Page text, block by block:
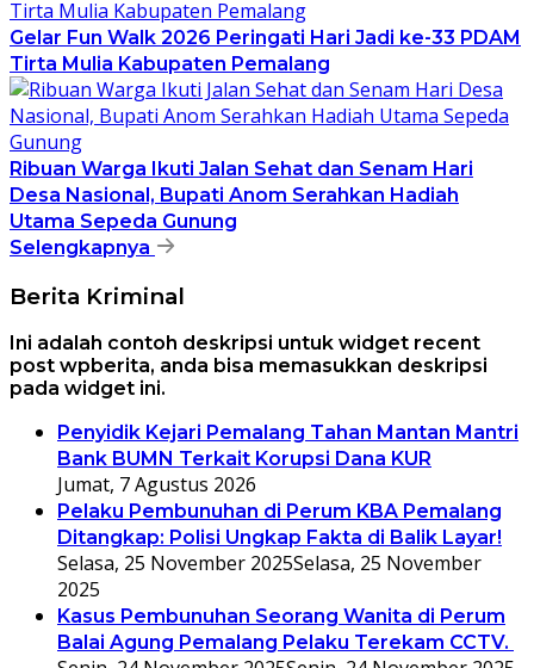
Gelar Fun Walk 2026 Peringati Hari Jadi ke-33 PDAM
Tirta Mulia Kabupaten Pemalang
Ribuan Warga Ikuti Jalan Sehat dan Senam Hari
Desa Nasional, Bupati Anom Serahkan Hadiah
Utama Sepeda Gunung
Selengkapnya
Berita Kriminal
Ini adalah contoh deskripsi untuk widget recent
post wpberita, anda bisa memasukkan deskripsi
pada widget ini.
Penyidik Kejari Pemalang Tahan Mantan Mantri
Bank BUMN Terkait Korupsi Dana KUR
Jumat, 7 Agustus 2026
Pelaku Pembunuhan di Perum KBA Pemalang
Ditangkap: Polisi Ungkap Fakta di Balik Layar!
Selasa, 25 November 2025Selasa, 25 November
2025
Kasus Pembunuhan Seorang Wanita di Perum
Balai Agung Pemalang Pelaku Terekam CCTV.